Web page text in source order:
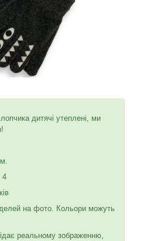
дитячі утеплені, ми
4
на фото. Кольори можуть
реальному зображенню,